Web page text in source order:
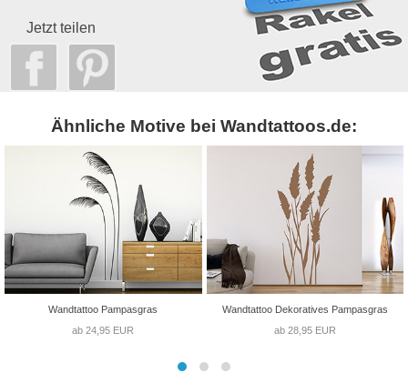
Jetzt teilen
Ähnliche Motive bei Wandtattoos.de:
Wandtattoo Pampasgras
ab 24,95 EUR
Wandtattoo Dekoratives Pampasgras
ab 28,95 EUR